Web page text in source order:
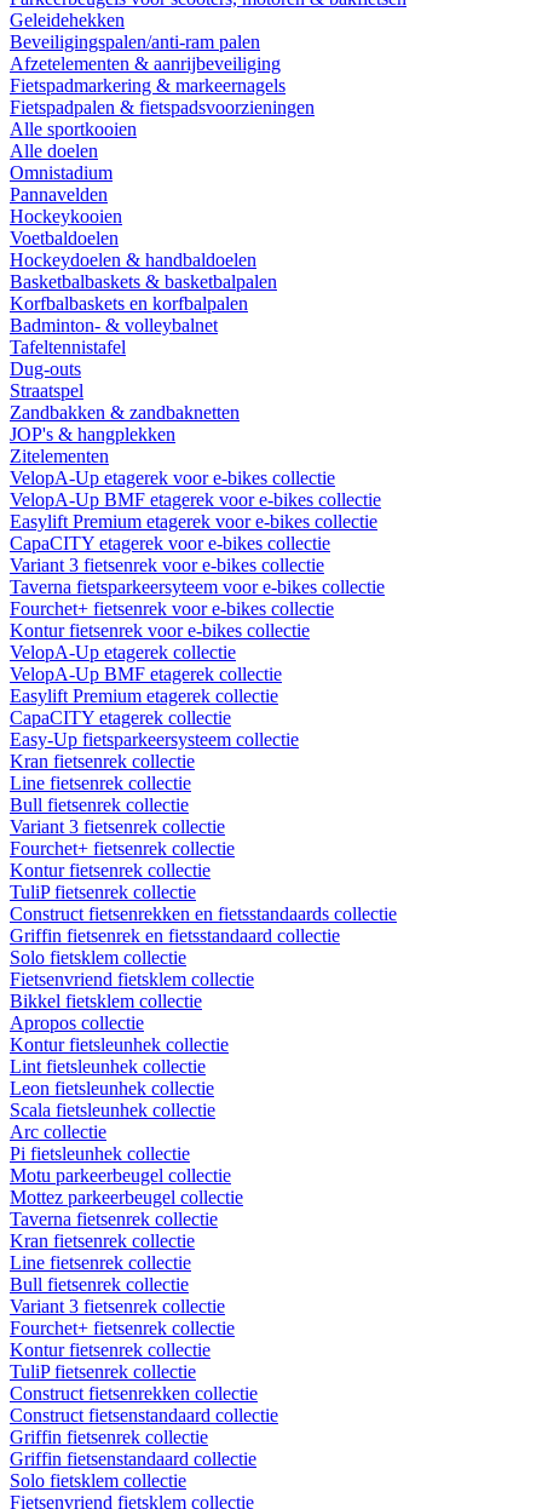
Geleidehekken
Beveiligingspalen/anti-ram palen
Afzetelementen & aanrijbeveiliging
Fietspadmarkering & markeernagels
Fietspadpalen & fietspadsvoorzieningen
Alle sportkooien
Alle doelen
Omnistadium
Pannavelden
Hockeykooien
Voetbaldoelen
Hockeydoelen & handbaldoelen
Basketbalbaskets & basketbalpalen
Korfbalbaskets en korfbalpalen
Badminton- & volleybalnet
Tafeltennistafel
Dug-outs
Straatspel
Zandbakken & zandbaknetten
JOP's & hangplekken
Zitelementen
VelopA-Up etagerek voor e-bikes collectie
VelopA-Up BMF etagerek voor e-bikes collectie
Easylift Premium etagerek voor e-bikes collectie
CapaCITY etagerek voor e-bikes collectie
Variant 3 fietsenrek voor e-bikes collectie
Taverna fietsparkeersyteem voor e-bikes collectie
Fourchet+ fietsenrek voor e-bikes collectie
Kontur fietsenrek voor e-bikes collectie
VelopA-Up etagerek collectie
VelopA-Up BMF etagerek collectie
Easylift Premium etagerek collectie
CapaCITY etagerek collectie
Easy-Up fietsparkeersysteem collectie
Kran fietsenrek collectie
Line fietsenrek collectie
Bull fietsenrek collectie
Variant 3 fietsenrek collectie
Fourchet+ fietsenrek collectie
Kontur fietsenrek collectie
TuliP fietsenrek collectie
Construct fietsenrekken en fietsstandaards collectie
Griffin fietsenrek en fietsstandaard collectie
Solo fietsklem collectie
Fietsenvriend fietsklem collectie
Bikkel fietsklem collectie
Apropos collectie
Kontur fietsleunhek collectie
Lint fietsleunhek collectie
Leon fietsleunhek collectie
Scala fietsleunhek collectie
Arc collectie
Pi fietsleunhek collectie
Motu parkeerbeugel collectie
Mottez parkeerbeugel collectie
Taverna fietsenrek collectie
Kran fietsenrek collectie
Line fietsenrek collectie
Bull fietsenrek collectie
Variant 3 fietsenrek collectie
Fourchet+ fietsenrek collectie
Kontur fietsenrek collectie
TuliP fietsenrek collectie
Construct fietsenrekken collectie
Construct fietsenstandaard collectie
Griffin fietsenrek collectie
Griffin fietsenstandaard collectie
Solo fietsklem collectie
Fietsenvriend fietsklem collectie